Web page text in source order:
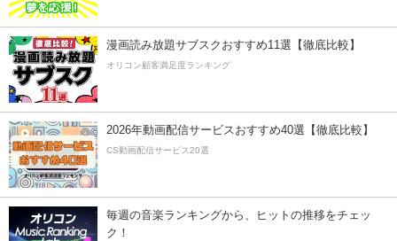
漫画読み放題サブスクおすすめ11選【徹底比較】
オリコン顧客満足度ランキング
2026年動画配信サービスおすすめ40選【徹底比較】
CS動画配信サービス20選
毎週の音楽ランキングから、ヒットの推移をチェッ
ク！